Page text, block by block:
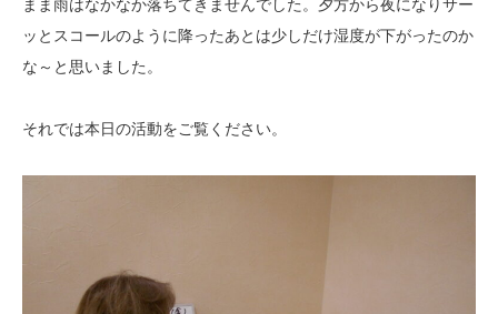
まま雨はなかなか落ちてきませんでした。夕方から夜になりサー
ッとスコールのように降ったあとは少しだけ湿度が下がったのか
な～と思いました。
それでは本日の活動をご覧ください。